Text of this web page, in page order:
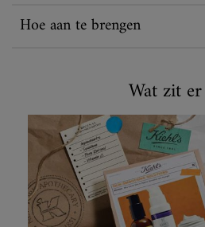
Hoe aan te brengen
Wat zit